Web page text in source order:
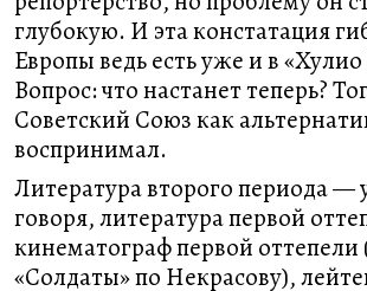
глубокую. И эта констатация
Европы ведь есть уже и в
Вопрос: что настанет теперь?
Советский Союз как
воспринимал.
Литература второго периода —
говоря, литература первой
кинематограф первой
«Солдаты» по Некрасову),